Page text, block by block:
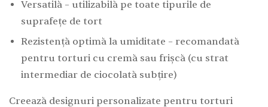
Versatilă – utilizabilă pe toate tipurile de
suprafețe de tort
Rezistență optimă la umiditate – recomandată
pentru torturi cu cremă sau frișcă (cu strat
intermediar de ciocolată subțire)
Creează designuri personalizate pentru torturi